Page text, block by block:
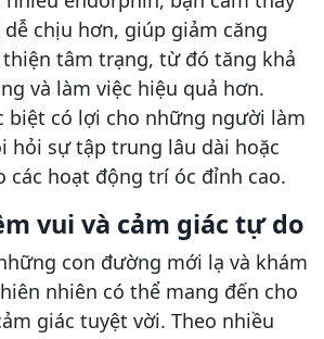
chịu hơn, giúp giảm căng
tâm trạng, từ đó tăng khả
và làm việc hiệu quả hơn.
biệt có lợi cho những người làm
hỏi sự tập trung lâu dài hoặc
các hoạt động trí óc đỉnh cao.
vui và cảm giác tự do
con đường mới lạ và khám
nhiên có thể mang đến cho
giác tuyệt vời. Theo nhiều